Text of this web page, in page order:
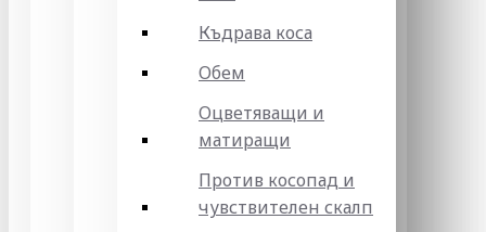
Къдрава коса
Обем
Оцветяващи и
матиращи
Против косопад и
чувствителен скалп